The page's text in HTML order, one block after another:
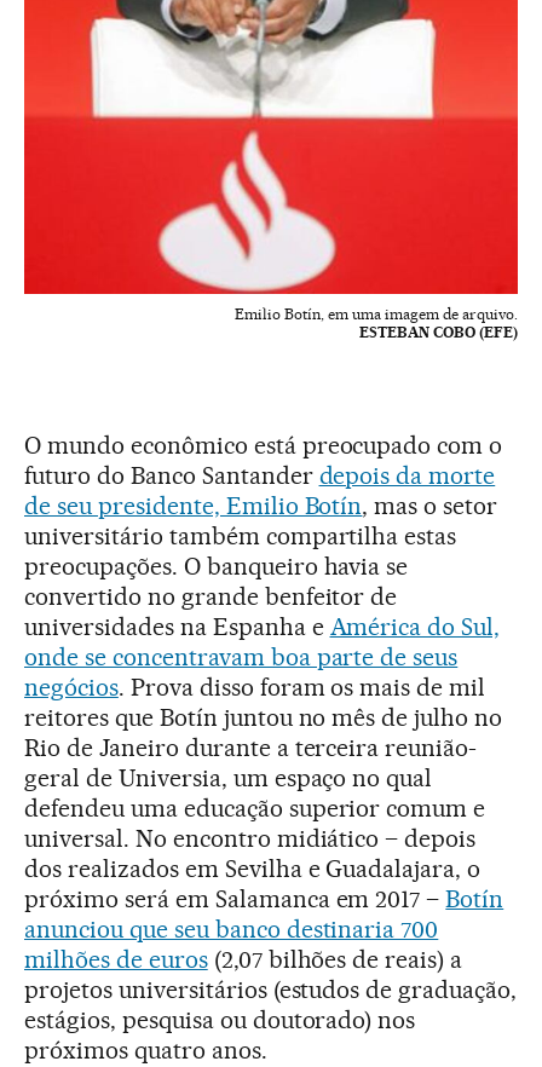
Emilio Botín, em uma imagem de arquivo.
ESTEBAN COBO (EFE)
O mundo econômico está preocupado com o
futuro do Banco Santander depois da morte
de seu presidente, Emilio Botín, mas o setor
universitário também compartilha estas
preocupações. O banqueiro havia se
convertido no grande benfeitor de
universidades na Espanha e América do Sul,
onde se concentravam boa parte de seus
negócios. Prova disso foram os mais de mil
reitores que Botín juntou no mês de julho no
Rio de Janeiro durante a terceira reunião-
geral de Universia, um espaço no qual
defendeu uma educação superior comum e
universal. No encontro midiático – depois
dos realizados em Sevilha e Guadalajara, o
próximo será em Salamanca em 2017 –Botín
anunciou que seu banco destinaria 700
milhões de euros(2,07 bilhões de reais) a
projetos universitários (estudos de graduação,
estágios, pesquisa ou doutorado) nos
próximos quatro anos.